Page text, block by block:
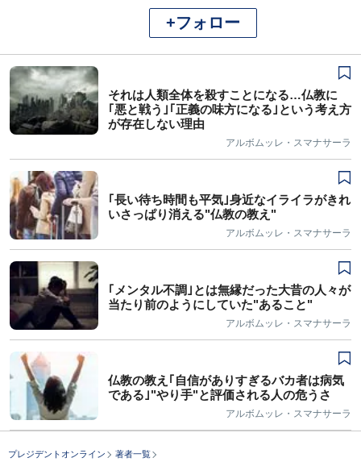
+フォロー
それは人類全体を殺すことになる…仏教に
｢悪と戦う｣｢正義の味方になる｣という考え方
が存在しない理由
アルボムッレ・スマナサーラ
｢長い待ち時間も平気｣身近なイライラがきれ
いさっぱり消える"仏教の教え"
アルボムッレ・スマナサーラ
｢メンタル不調｣とは無縁だった大昔の人々が
当たり前のようにしていた"あること"
アルボムッレ・スマナサーラ
仏教の教え｢自信がありすぎるバカ者は病気
である｣"やり手"と評価される人の危うさ
アルボムッレ・スマナサーラ
プレジデントオンライン
著者一覧